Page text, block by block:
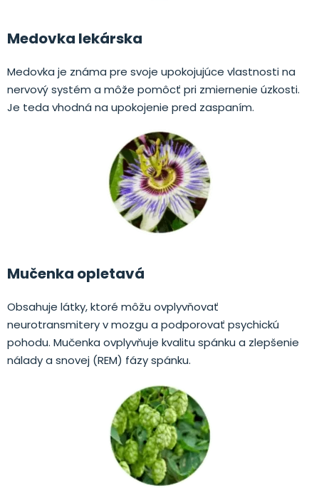
Medovka lekárska
Medovka je známa pre svoje upokojujúce vlastnosti na
nervový systém a môže pomôcť pri zmiernenie úzkosti.
Je teda vhodná na upokojenie pred zaspaním.
Mučenka opletavá
Obsahuje látky, ktoré môžu ovplyvňovať
neurotransmitery v mozgu a podporovať psychickú
pohodu. Mučenka ovplyvňuje kvalitu spánku a zlepšenie
nálady a snovej (REM) fázy spánku.